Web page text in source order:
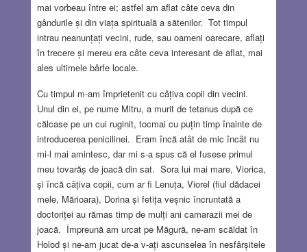
mai vorbeau între ei; astfel am aflat câte ceva din
gândurile și din viața spirituală a sătenilor. Tot timpul
intrau neanunțați vecini, rude, sau oameni oarecare, aflați
în trecere și mereu era câte ceva interesant de aflat, mai
ales ultimele bârfe locale.
Cu timpul m-am împrietenit cu câțiva copii din vecini.
Unul din ei, pe nume Mitru, a murit de tetanus după ce
călcase pe un cui ruginit, tocmai cu puțin timp înainte de
introducerea penicilinei. Eram încă atât de mic încât nu
mi-l mai amintesc, dar mi s-a spus că el fusese primul
meu tovarăș de joacă din sat. Sora lui mai mare, Viorica,
și încă câțiva copii, cum ar fi Lenuța, Viorel (fiul dădacei
mele, Mărioara), Dorina și fetița veșnic încruntată a
doctoriței au rămas timp de mulți ani camarazii mei de
joacă. Împreună am urcat pe Măgură, ne-am scăldat în
Holod și ne-am jucat de-a v-ați ascunselea în nesfârșitele